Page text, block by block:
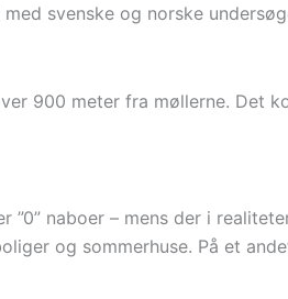
svenske og norske
900 meter fra møllerne. Det
naboer – mens der i
og sommerhuse. På et